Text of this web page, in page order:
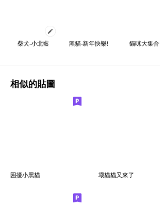
柴犬-小北藍 黑貓-新年快樂! 貓咪大集合
相似的貼圖
困擾小黑貓 壞貓貓又來了